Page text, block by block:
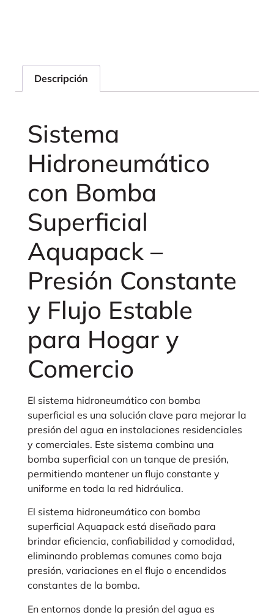
Descripción
Sistema
Hidroneumático
con Bomba
Superficial
Aquapack –
Presión Constante
y Flujo Estable
para Hogar y
Comercio
El sistema hidroneumático con bomba
superficial es una solución clave para mejorar la
presión del agua en instalaciones residenciales
y comerciales. Este sistema combina una
bomba superficial con un tanque de presión,
permitiendo mantener un flujo constante y
uniforme en toda la red hidráulica.
El sistema hidroneumático con bomba
superficial Aquapack está diseñado para
brindar eficiencia, confiabilidad y comodidad,
eliminando problemas comunes como baja
presión, variaciones en el flujo o encendidos
constantes de la bomba.
En entornos donde la presión del agua es